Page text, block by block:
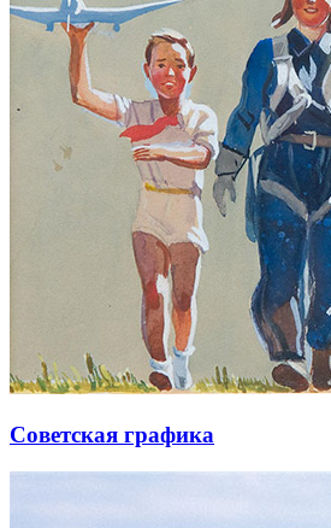
Советская графика